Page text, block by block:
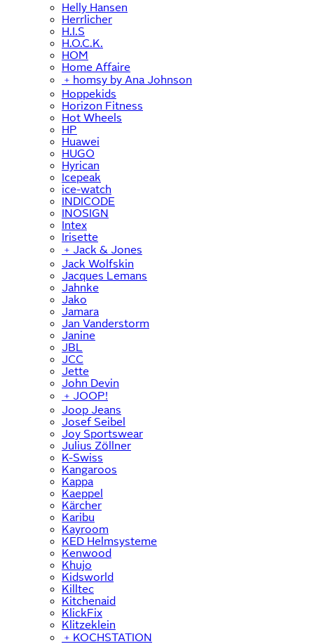
Helly Hansen
Herrlicher
H.I.S
H.O.C.K.
HOM
Home Affaire
﹢ homsy by Ana Johnson
Hoppekids
Horizon Fitness
Hot Wheels
HP
Huawei
HUGO
Hyrican
Icepeak
ice-watch
INDICODE
INOSIGN
Intex
Irisette
﹢ Jack & Jones
Jack Wolfskin
Jacques Lemans
Jahnke
Jako
Jamara
Jan Vanderstorm
Janine
JBL
JCC
Jette
John Devin
﹢ JOOP!
Joop Jeans
Josef Seibel
Joy Sportswear
Julius Zöllner
K-Swiss
Kangaroos
Kappa
Kaeppel
Kärcher
Karibu
Kayroom
KED Helmsysteme
Kenwood
Khujo
Kidsworld
Killtec
Kitchenaid
KlickFix
Klitzeklein
﹢ KOCHSTATION